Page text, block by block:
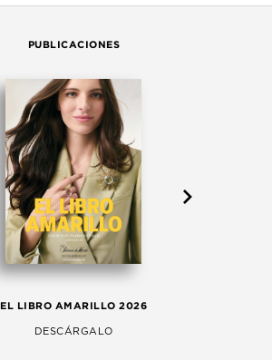
PUBLICACIONES
EL LIBRO AMARILLO 2026
DESCÁRGALO